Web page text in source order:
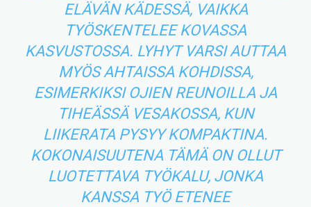
ELÄVÄN KÄDESSÄ, VAIKKA
TYÖSKENTELEE KOVASSA
KASVUSTOSSA. LYHYT VARSI AUTTAA
MYÖS AHTAISSA KOHDISSA,
ESIMERKIKSI OJIEN REUNOILLA JA
TIHEÄSSÄ VESAKOSSA, KUN
LIIKERATA PYSYY KOMPAKTINA.
KOKONAISUUTENA TÄMÄ ON OLLUT
LUOTETTAVA TYÖKALU, JONKA
KANSSA TYÖ ETENEE